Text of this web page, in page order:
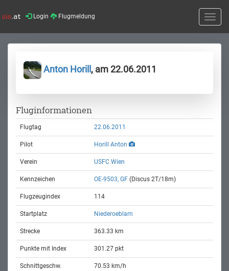
Login Flugmeldung
Toggle
Anton Horill , am 22.06.2011
Fluginformationen
Flugtag 22.06.2011
Pilot Horill Anton
Verein USFC Wien
Kennzeichen OE-9503, GF (Discus 2T/18m)
Flugzeugindex 114
Startplatz Niederoeblarn
Strecke 363.33 km
Punkte mit Index 301.27 pkt
Schnittgeschw. 70.53 km/h